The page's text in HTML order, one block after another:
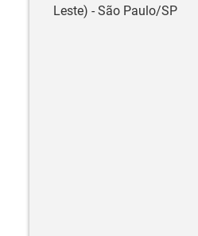
Leste) - São Paulo/SP